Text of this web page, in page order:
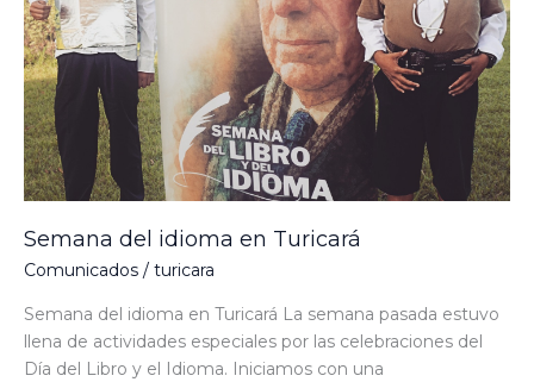
Semana del idioma en Turicará
Comunicados / turicara
Semana del idioma en Turicará La semana pasada estuvo
llena de actividades especiales por las celebraciones del
Día del Libro y el Idioma. Iniciamos con una